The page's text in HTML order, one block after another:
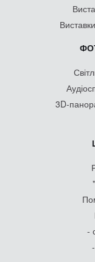
3D-
-